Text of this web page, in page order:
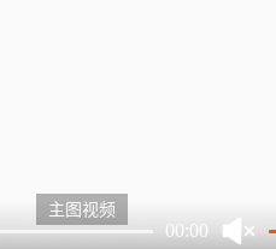
00:00
主图视频